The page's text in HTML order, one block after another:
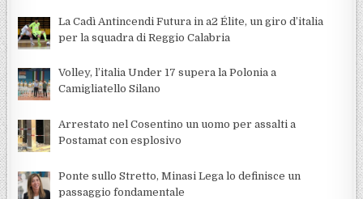
La Cadì Antincendi Futura in a2 Élite, un giro d’italia
per la squadra di Reggio Calabria
Volley, l’italia Under 17 supera la Polonia a
Camigliatello Silano
Arrestato nel Cosentino un uomo per assalti a
Postamat con esplosivo
Ponte sullo Stretto, Minasi Lega lo definisce un
passaggio fondamentale